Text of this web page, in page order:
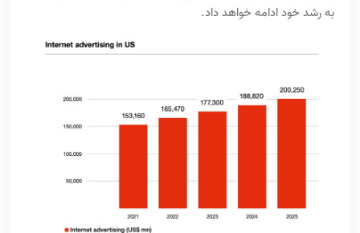
به رشد خود ادامه خواهد داد.